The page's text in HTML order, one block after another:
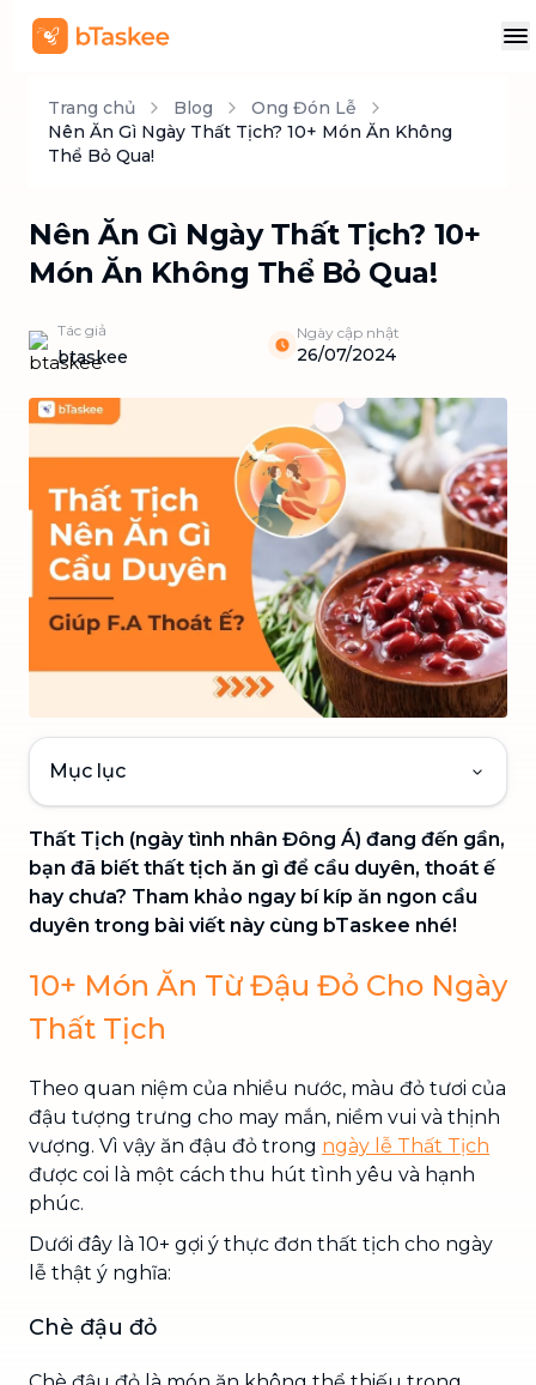
Trang chủ Blog
Ong Đón Lễ
Nên Ăn Gì Ngày Thất Tịch? 10+ Món Ăn Không
Thể Bỏ Qua!
Nên Ăn Gì Ngày Thất Tịch? 10+
Món Ăn Không Thể Bỏ Qua!
Tác giả
btaskee
Ngày cập nhật
26/07/2024
Mục lục
Thất Tịch (ngày tình nhân Đông Á) đang đến gần,
bạn đã biết thất tịch ăn gì để cầu duyên, thoát ế
hay chưa? Tham khảo ngay bí kíp ăn ngon cầu
duyên trong bài viết này cùng bTaskee nhé!
10+ Món Ăn Từ Đậu Đỏ Cho Ngày
Thất Tịch
Theo quan niệm của nhiều nước, màu đỏ tươi của
đậu tượng trưng cho may mắn, niềm vui và thịnh
vượng. Vì vậy ăn đậu đỏ trong ngày lễ Thất Tịch
được coi là một cách thu hút tình yêu và hạnh
phúc.
Dưới đây là 10+ gợi ý thực đơn thất tịch cho ngày
lễ thật ý nghĩa:
Chè đậu đỏ